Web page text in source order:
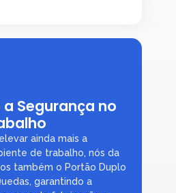
Segurança no
ainda mais a
de trabalho, nós da
também o Portão Duplo
garantindo a